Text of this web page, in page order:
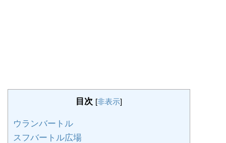
目次 [非表示]
ウランバートル
スフバートル広場